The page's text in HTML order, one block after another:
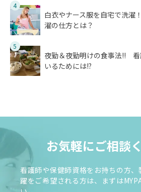
4
白衣やナース服を自宅で洗
濯の仕方とは？
5
夜勤＆夜勤明けの食事法!! 看
いるためには!?
お気軽にご相談
看護師や保健師資格をお持ちの方
躍をご希望される方は、まずは